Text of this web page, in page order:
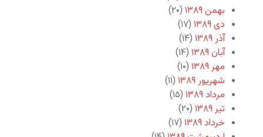
بهمن ۱۳۸۹
(۲۰)
دی ۱۳۸۹
(۱۷)
آذر ۱۳۸۹
(۱۴)
آبان ۱۳۸۹
(۱۴)
مهر ۱۳۸۹
(۱۰)
شهریور ۱۳۸۹
(۱۱)
مرداد ۱۳۸۹
(۱۵)
تیر ۱۳۸۹
(۲۰)
خرداد ۱۳۸۹
(۱۷)